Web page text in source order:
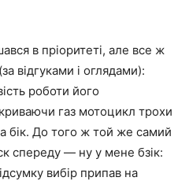
в пріоритеті, але все ж
відгуками і оглядами):
роботи його
газ мотоцикл трохи
бік. До того ж той же самий
спереду — ну у мене бзік:
вибір припав на